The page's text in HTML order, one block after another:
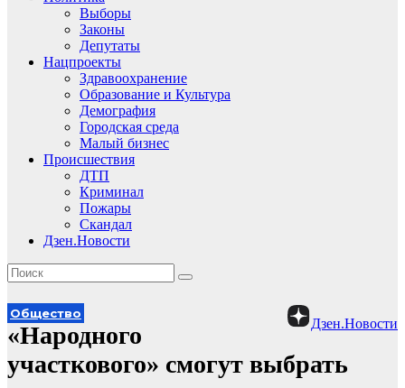
Выборы
Законы
Депутаты
Нацпроекты
Здравоохранение
Образование и Культура
Демография
Городская среда
Малый бизнес
Происшествия
ДТП
Криминал
Пожары
Скандал
Дзен.Новости
Дзен.Новости
Общество
«Народного
участкового» смогут выбрать